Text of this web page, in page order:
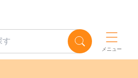
メニュー